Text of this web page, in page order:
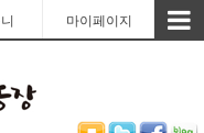
마이페이지